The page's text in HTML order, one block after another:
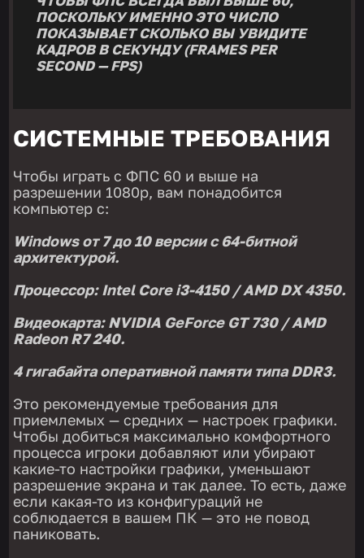
ПОСКОЛЬКУ ИМЕННО ЭТО ЧИСЛО
ПОКАЗЫВАЕТ СКОЛЬКО ВЫ УВИДИТЕ
КАДРОВ В СЕКУНДУ (FRAMES PER
SECOND — FPS)
СИСТЕМНЫЕ ТРЕБОВАНИЯ
Чтобы играть с ФПС 60 и выше на
разрешении 1080p, вам понадобится
компьютер с:
Windows от 7 до 10 версии с 64-битной
архитектурой.
Процессор: Intel Core i3-4150 / AMD DX 4350.
Видеокарта: NVIDIA GeForce GT 730 / AMD
Radeon R7 240.
4 гигабайта оперативной памяти типа DDR3.
Это рекомендуемые требования для
приемлемых — средних — настроек графики.
Чтобы добиться максимально комфортного
процесса игроки добавляют или убирают
какие-то настройки графики, уменьшают
разрешение экрана и так далее. То есть, даже
если какая-то из конфигураций не
соблюдается в вашем ПК — это не повод
паниковать.